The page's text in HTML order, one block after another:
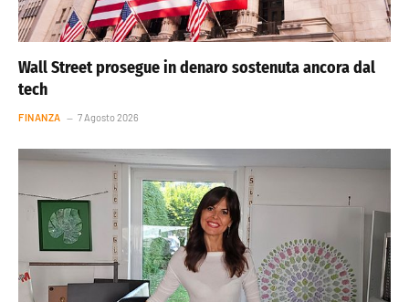
Wall Street prosegue in denaro sostenuta ancora dal
tech
FINANZA 7 Agosto 2026